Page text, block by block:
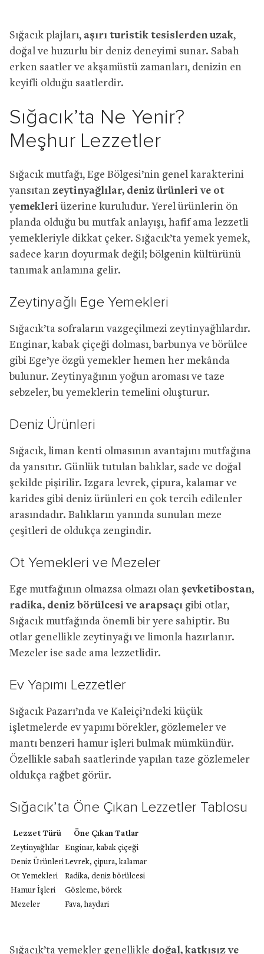
Sığacık plajları, aşırı turistik tesislerden uzak,
doğal ve huzurlu bir deniz deneyimi sunar. Sabah
erken saatler ve akşamüstü zamanları, denizin en
keyifli olduğu saatlerdir.
Sığacık’ta Ne Yenir?
Meşhur Lezzetler
Sığacık mutfağı, Ege Bölgesi’nin genel karakterini
yansıtan zeytinyağlılar, deniz ürünleri ve ot
yemekleri üzerine kuruludur. Yerel ürünlerin ön
planda olduğu bu mutfak anlayışı, hafif ama lezzetli
yemekleriyle dikkat çeker. Sığacık’ta yemek yemek,
sadece karın doyurmak değil; bölgenin kültürünü
tanımak anlamına gelir.
Zeytinyağlı Ege Yemekleri
Sığacık’ta sofraların vazgeçilmezi zeytinyağlılardır.
Enginar, kabak çiçeği dolması, barbunya ve börülce
gibi Ege’ye özgü yemekler hemen her mekânda
bulunur. Zeytinyağının yoğun aroması ve taze
sebzeler, bu yemeklerin temelini oluşturur.
Deniz Ürünleri
Sığacık, liman kenti olmasının avantajını mutfağına
da yansıtır. Günlük tutulan balıklar, sade ve doğal
şekilde pişirilir. Izgara levrek, çipura, kalamar ve
karides gibi deniz ürünleri en çok tercih edilenler
arasındadır. Balıkların yanında sunulan meze
çeşitleri de oldukça zengindir.
Ot Yemekleri ve Mezeler
Ege mutfağının olmazsa olmazı olan şevketibostan,
radika, deniz börülcesi ve arapsaçı gibi otlar,
Sığacık mutfağında önemli bir yere sahiptir. Bu
otlar genellikle zeytinyağı ve limonla hazırlanır.
Mezeler ise sade ama lezzetlidir.
Ev Yapımı Lezzetler
Sığacık Pazarı’nda ve Kaleiçi’ndeki küçük
işletmelerde ev yapımı börekler, gözlemeler ve
mantı benzeri hamur işleri bulmak mümkündür.
Özellikle sabah saatlerinde yapılan taze gözlemeler
oldukça rağbet görür.
Sığacık’ta Öne Çıkan Lezzetler Tablosu
Lezzet Türü
Öne Çıkan Tatlar
Zeytinyağlılar
Enginar, kabak çiçeği
Deniz ÜrünleriLevrek, çipura, kalamar
Ot Yemekleri
Radika, deniz börülcesi
Hamur İşleri
Gözleme, börek
Mezeler
Fava, haydari
Sığacık’ta yemekler genellikle doğal, katkısız ve